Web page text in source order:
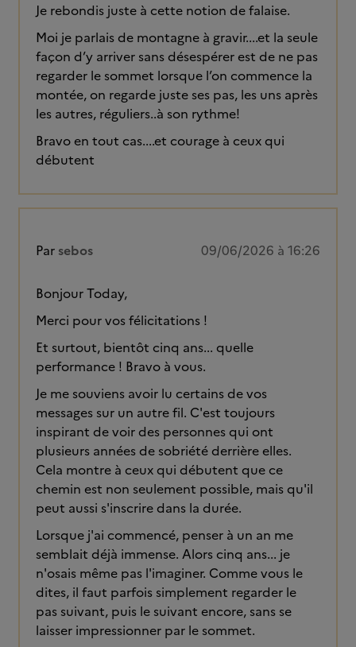
Je rebondis juste à cette notion de falaise.
Moi je parlais de montagne à gravir....et la seule
façon d’y arriver sans désespérer est de ne pas
regarder le sommet lorsque l’on commence la
montée, on regarde juste ses pas, les uns après
les autres, réguliers..à son rythme!
Bravo en tout cas....et courage à ceux qui
débutent
Par sebos 09/06/2026 à 16:26
Bonjour Today,
Merci pour vos félicitations !
Et surtout, bientôt cinq ans... quelle
performance ! Bravo à vous.
Je me souviens avoir lu certains de vos
messages sur un autre fil. C'est toujours
inspirant de voir des personnes qui ont
plusieurs années de sobriété derrière elles.
Cela montre à ceux qui débutent que ce
chemin est non seulement possible, mais qu'il
peut aussi s'inscrire dans la durée.
Lorsque j'ai commencé, penser à un an me
semblait déjà immense. Alors cinq ans... je
n'osais même pas l'imaginer. Comme vous le
dites, il faut parfois simplement regarder le
pas suivant, puis le suivant encore, sans se
laisser impressionner par le sommet.